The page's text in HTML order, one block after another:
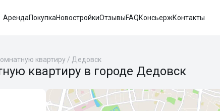
АрендаПокупкаНовостройкиОтзывыFAQКонсьержКонтакты
квартиру / Дедовск
квартиру в городе Дедовск